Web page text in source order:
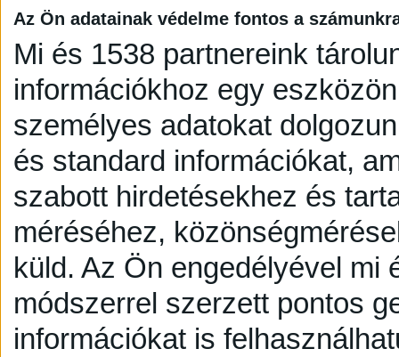
Az Ön adatainak védelme fontos a
Mi és 1538 partnereink
információkhoz egy
személyes adatokat
és standard információkat,
szabott hirdetésekhez és
méréséhez,
küld. Az Ön engedélyével mi
módszerrel szerzett pontos
információkat is